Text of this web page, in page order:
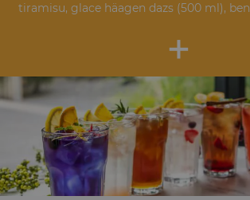
tiramisu, glace häagen dazs (500 ml),
+